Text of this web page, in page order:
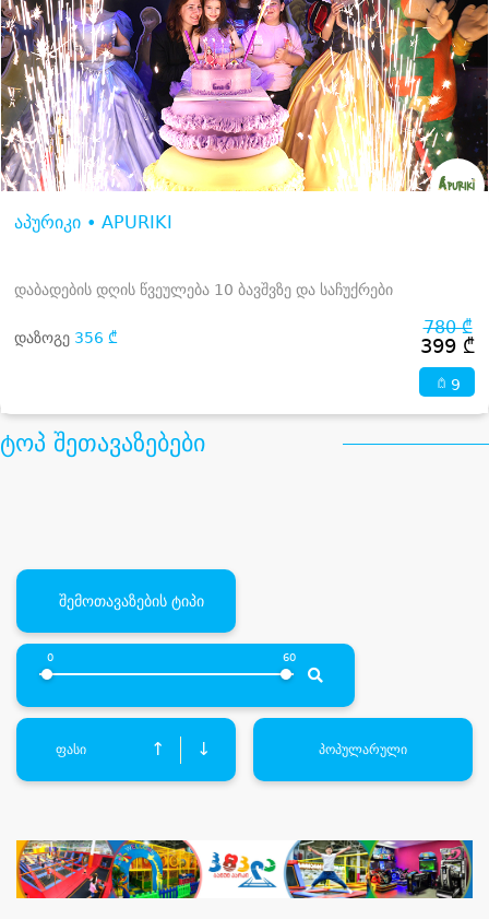
აპურიკი • APURIKI
დაბადების დღის წვეულება 10 ბავშვზე და საჩუქრები
დაზოგე 356 ₾ 780 ₾
399 ₾
9
ტოპ შეთავაზებები
შემოთავაზების ტიპი
0 60
ფასი ↑ ↓ პოპულარული